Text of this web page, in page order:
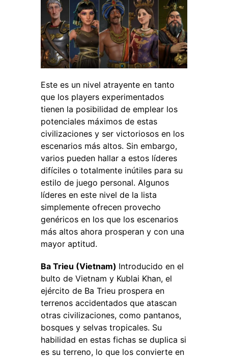
Este es un nivel atrayente en tanto
que los players experimentados
tienen la posibilidad de emplear los
potenciales máximos de estas
civilizaciones y ser victoriosos en los
escenarios más altos. Sin embargo,
varios pueden hallar a estos líderes
difíciles o totalmente inútiles para su
estilo de juego personal. Algunos
líderes en este nivel de la lista
simplemente ofrecen provecho
genéricos en los que los escenarios
más altos ahora prosperan y con una
mayor aptitud.
Ba Trieu (Vietnam) Introducido en el
bulto de Vietnam y Kublai Khan, el
ejército de Ba Trieu prospera en
terrenos accidentados que atascan
otras civilizaciones, como pantanos,
bosques y selvas tropicales. Su
habilidad en estas fichas se duplica si
es su terreno, lo que los convierte en